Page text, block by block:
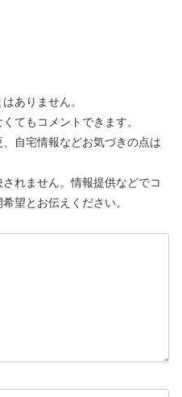
ありません。
てもコメントできます。
自宅情報などお気づきの点は
れません。情報提供などでコ
望とお伝えください。